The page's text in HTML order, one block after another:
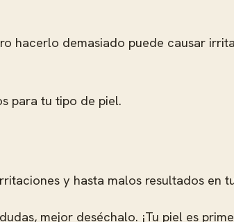
hacerlo demasiado puede causar
para tu tipo de piel.
y hasta malos resultados en
mejor deséchalo. ¡Tu piel es